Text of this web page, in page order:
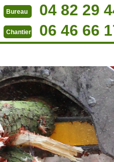
Bureau 04 82 29
Chantier 06 46 66